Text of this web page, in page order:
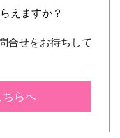
えますか？
合せをお待ちして
ちらへ